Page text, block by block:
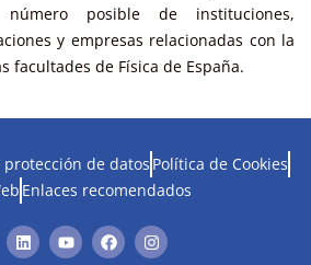
posible de instituciones,
y empresas relacionadas con la
facultades de Física de España.
protección de datos Política de Cookies
Enlaces recomendados